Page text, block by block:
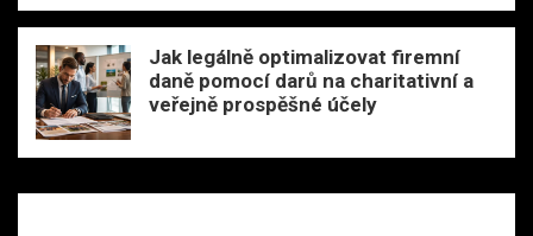
Jak legálně optimalizovat firemní
daně pomocí darů na charitativní a
veřejně prospěšné účely